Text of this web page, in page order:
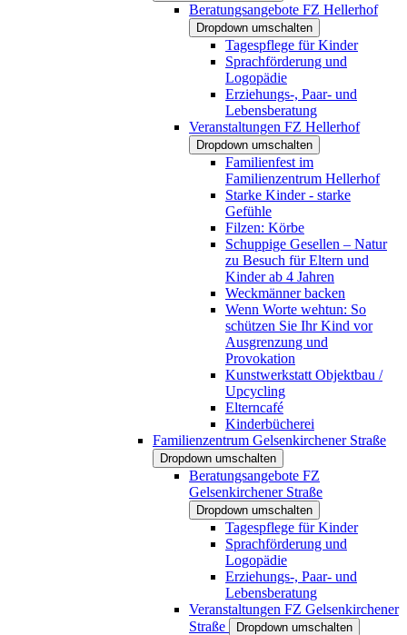
Beratungsangebote FZ Hellerhof
Dropdown umschalten
Tagespflege für Kinder
Sprachförderung und
Logopädie
Erziehungs-, Paar- und
Lebensberatung
Veranstaltungen FZ Hellerhof
Dropdown umschalten
Familienfest im
Familienzentrum Hellerhof
Starke Kinder - starke
Gefühle
Filzen: Körbe
Schuppige Gesellen – Natur
zu Besuch für Eltern und
Kinder ab 4 Jahren
Weckmänner backen
Wenn Worte wehtun: So
schützen Sie Ihr Kind vor
Ausgrenzung und
Provokation
Kunstwerkstatt Objektbau /
Upcycling
Elterncafé
Kinderbücherei
Familienzentrum Gelsenkirchener Straße
Dropdown umschalten
Beratungsangebote FZ
Gelsenkirchener Straße
Dropdown umschalten
Tagespflege für Kinder
Sprachförderung und
Logopädie
Erziehungs-, Paar- und
Lebensberatung
Veranstaltungen FZ Gelsenkirchener
Straße
Dropdown umschalten